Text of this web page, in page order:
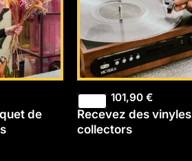
de
101,90 €
Recevez des vinyles
collectors